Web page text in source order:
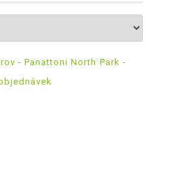
- Panattoni North Park -